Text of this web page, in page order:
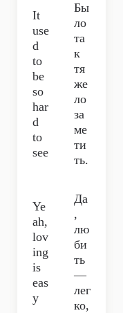
It
use
d
to
be
so
har
d
to
see
Бы
ло
та
к
тя
же
ло
за
ме
ти
ть.
Ye
ah,
lov
ing
is
eas
y
Да
,
лю
би
ть
—
лег
ко,